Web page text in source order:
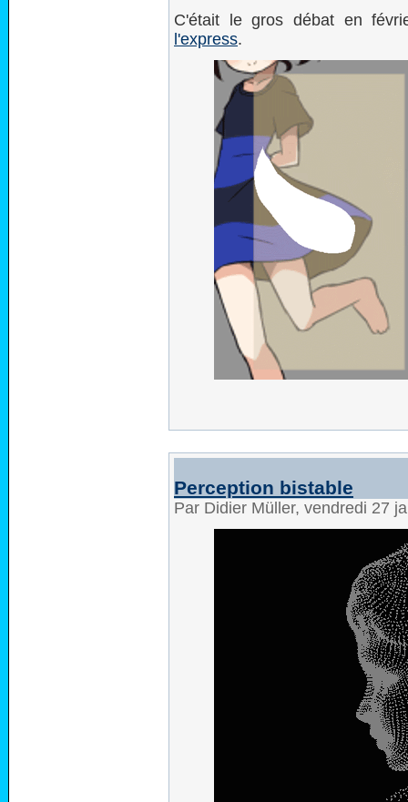
C'était le gros débat en
l'express.
Perception bistable
Par Didier Müller, vendredi 27